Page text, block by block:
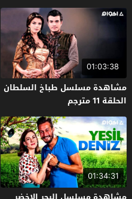
01:03:38
مشاهدة مسلسل طباخ السلطان
الحلقة 11 مترجم
01:34:31